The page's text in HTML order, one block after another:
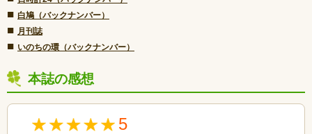
■ 白鳩（バックナンバー）
■ 月刊誌
■ いのちの環（バックナンバー）
本誌の感想
5